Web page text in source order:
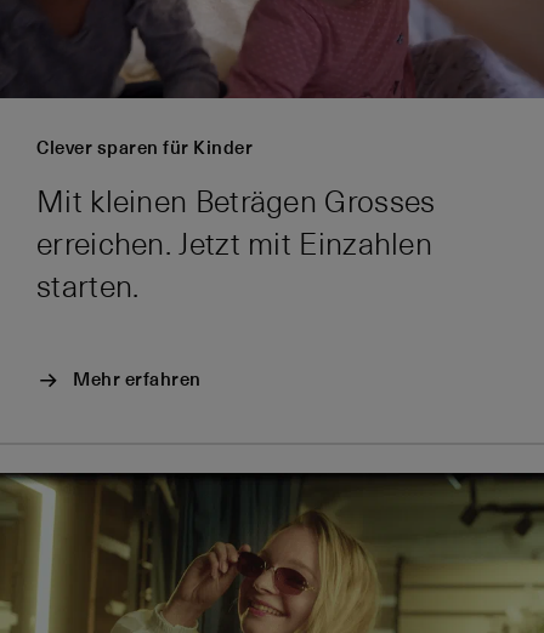
Clever sparen für Kinder
Mit kleinen Beträgen Grosses
erreichen. Jetzt mit Einzahlen
starten.
Mehr erfahren